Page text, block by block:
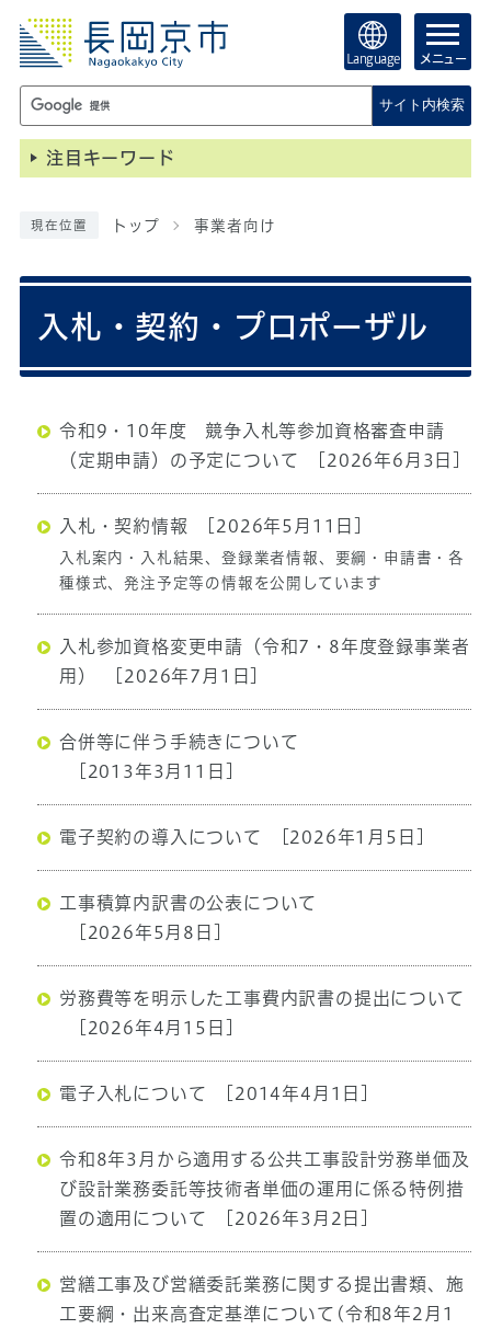
Language メニュー
サイト内検索
注目キーワード
現在位置 トップ 事業者向け
入札・契約・プロポーザル
令和9・10年度 競争入札等参加資格審査申請
（定期申請）の予定について
[2026年6月3日]
入札・契約情報 [2026年5月11日]
入札案内・入札結果、登録業者情報、要綱・申請書・各
種様式、発注予定等の情報を公開しています
入札参加資格変更申請（令和7・8年度登録事業者
用）
[2026年7月1日]
合併等に伴う手続きについて
[2013年3月11日]
電子契約の導入について [2026年1月5日]
工事積算内訳書の公表について
[2026年5月8日]
労務費等を明示した工事費内訳書の提出について
[2026年4月15日]
電子入札について [2014年4月1日]
令和8年3月から適用する公共工事設計労務単価及
び設計業務委託等技術者単価の運用に係る特例措
置の適用について
[2026年3月2日]
営繕工事及び営繕委託業務に関する提出書類、施
工要綱・出来高査定基準について(令和8年2月1